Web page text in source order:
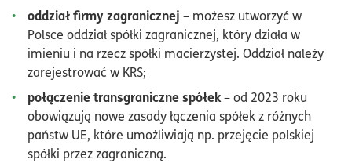
oddział firmy zagranicznej – możesz utworzyć w
Polsce oddział spółki zagranicznej, który działa w
imieniu i na rzecz spółki macierzystej. Oddział należy
zarejestrować w KRS;
połączenie transgraniczne spółek– od 2023 roku
obowiązują nowe zasady łączenia spółek z różnych
państw UE, które umożliwiają np. przejęcie polskiej
spółki przez zagraniczną.